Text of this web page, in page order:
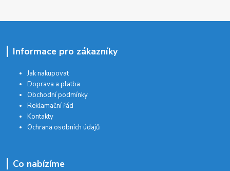
Informace pro zákazníky
Jak nakupovat
Doprava a platba
Obchodní podmínky
Reklamační řád
Kontakty
Ochrana osobních údajů
Co nabízíme